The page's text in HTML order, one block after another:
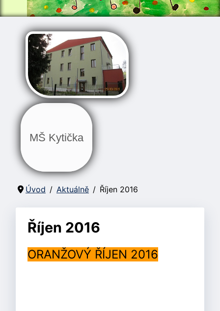
MŠ Kytička
Úvod Aktuálně Říjen 2016
Říjen 2016
ORANŽOVÝ ŘÍJEN 2016